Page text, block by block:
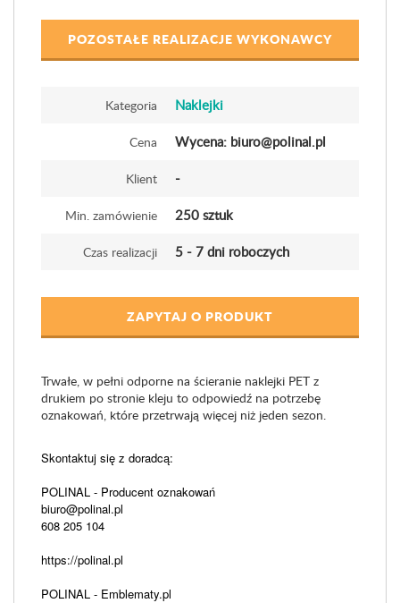
POZOSTAŁE REALIZACJE WYKONAWCY
Kategoria Naklejki
Cena Wycena: biuro@polinal.pl
Klient -
Min. zamówienie 250 sztuk
Czas realizacji 5 - 7 dni roboczych
ZAPYTAJ O PRODUKT
Trwałe, w pełni odporne na ścieranie naklejki PET z
drukiem po stronie kleju to odpowiedź na potrzebę
oznakowań, które przetrwają więcej niż jeden sezon.
Skontaktuj się z doradcą:
POLINAL - Producent oznakowań
biuro@polinal.pl
608 205 104
https://polinal.pl
POLINAL - Emblematy.pl